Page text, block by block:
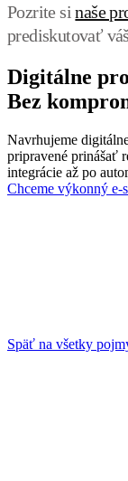
Pozrite sinaše
prediskutovať
Digitálne
Bez
Navrhujeme
pripravené prinášať
integrácie až po
Chceme výkonný e-
Späť na všetky